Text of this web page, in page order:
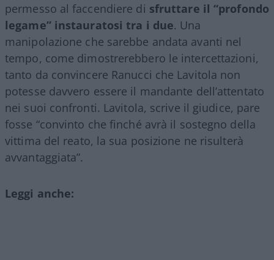
permesso al faccendiere di sfruttare il “profondo
legame” instauratosi tra i due. Una
manipolazione che sarebbe andata avanti nel
tempo, come dimostrerebbero le intercettazioni,
tanto da convincere Ranucci che Lavitola non
potesse davvero essere il mandante dell’attentato
nei suoi confronti. Lavitola, scrive il giudice, pare
fosse “convinto che finché avrà il sostegno della
vittima del reato, la sua posizione ne risulterà
avvantaggiata”.
Leggi anche: